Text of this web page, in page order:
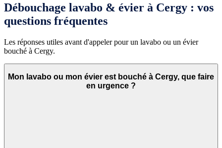
Débouchage lavabo & évier à Cergy : vos
questions fréquentes
Les réponses utiles avant d'appeler pour un lavabo ou un évier
bouché à Cergy.
Mon lavabo ou mon évier est bouché à Cergy, que faire
en urgence ?